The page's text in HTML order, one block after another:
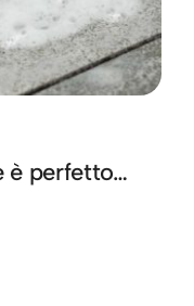
è perfetto…